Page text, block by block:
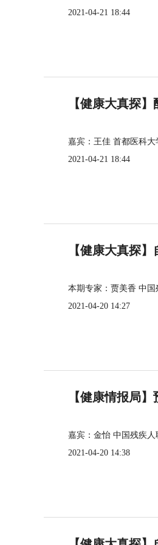
2021-04-21 18:44
【健康大真探
嘉宾：王佳 首都医科
2021-04-21 18:44
【健康大真探
本期专家：贾美香 中
2021-04-20 14:27
【健康情报局
嘉宾：金怡 中国残疾
2021-04-20 14:38